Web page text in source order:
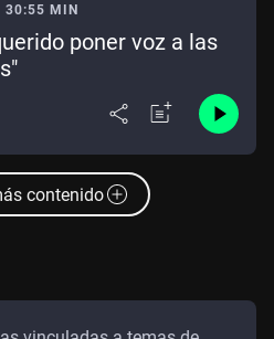
30:55 MIN
poner voz a las
contenido